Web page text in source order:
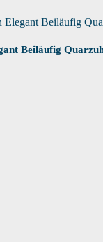
Beiläufig